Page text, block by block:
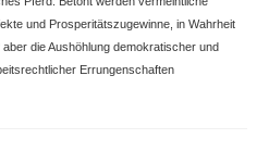
und Prosperitätszugewinne, in Wahrheit
die Aushöhlung demokratischer und
Errungenschaften